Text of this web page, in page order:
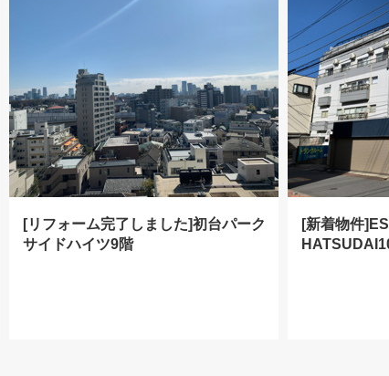
[リフォーム完了しました]初台パーク
サイドハイツ9階
[新着物件